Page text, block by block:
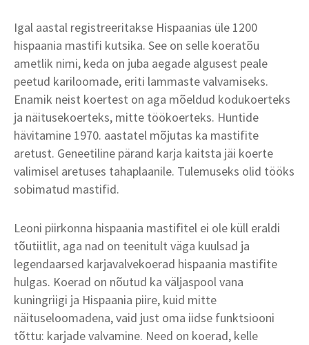
Igal aastal registreeritakse Hispaanias üle 1200
hispaania mastifi kutsika. See on selle koeratõu
ametlik nimi, keda on juba aegade algusest peale
peetud kariloomade, eriti lammaste valvamiseks.
Enamik neist koertest on aga mõeldud kodukoerteks
ja näitusekoerteks, mitte töökoerteks. Huntide
hävitamine 1970. aastatel mõjutas ka mastifite
aretust. Geneetiline pärand karja kaitsta jäi koerte
valimisel aretuses tahaplaanile. Tulemuseks olid tööks
sobimatud mastifid.
Leoni piirkonna hispaania mastifitel ei ole küll eraldi
tõutiitlit, aga nad on teenitult väga kuulsad ja
legendaarsed karjavalvekoerad hispaania mastifite
hulgas. Koerad on nõutud ka väljaspool vana
kuningriigi ja Hispaania piire, kuid mitte
näituseloomadena, vaid just oma iidse funktsiooni
tõttu: karjade valvamine. Need on koerad, kelle